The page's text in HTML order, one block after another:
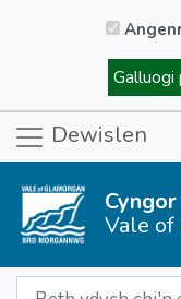
Galluogi
Dewislen
Vale of